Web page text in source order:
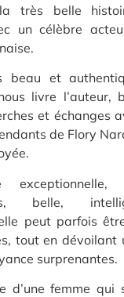
très belle
un célèbre
beau et
livre l’auteur,
et échanges
de Flory
belle,
peut parfois
tout en dévoilant
surprenantes.
d’une femme qui